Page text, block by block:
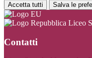
Accetta tutti Salva le
Liceo
Contatti